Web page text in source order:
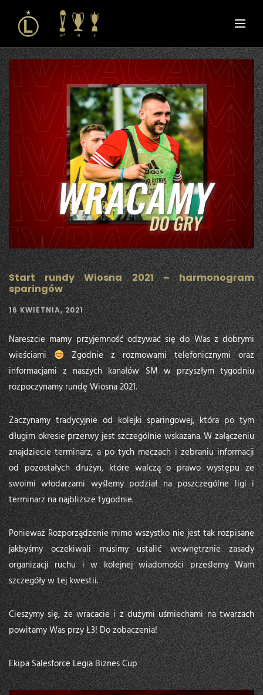
Start rundy Wiosna 2021 – harmonogram
sparingów
16 KWIETNIA, 2021
Nareszcie mamy przyjemność odzywać się do Was z dobrymi
wieściami
Zgodnie z rozmowami telefonicznymi oraz
informacjami z naszych kanałów SM w przyszłym tygodniu
rozpoczynamy rundę Wiosna 2021.
Zaczynamy tradycyjnie od kolejki sparingowej, która po tym
długim okresie przerwy jest szczególnie wskazana. W załączeniu
znajdziecie terminarz, a po tych meczach i zebraniu informacji
od pozostałych drużyn, które walczą o prawo występu ze
swoimi włodarzami wyślemy podział na poszczególne ligi i
terminarz na najbliższe tygodnie.
Ponieważ Rozporządzenie mimo wszystko nie jest tak rozpisane
jakbyśmy oczekiwali musimy ustalić wewnętrznie zasady
organizacji ruchu i w kolejnej wiadomości prześlemy Wam
szczegóły w tej kwestii.
Cieszymy się, że wracacie i z dużymi uśmiechami na twarzach
powitamy Was przy Ł3! Do zobaczenia!
Ekipa Salesforce Legia Biznes Cup